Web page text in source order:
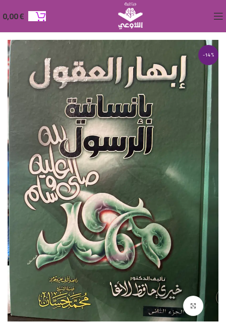
0,00€
-14%
Click to enlarge